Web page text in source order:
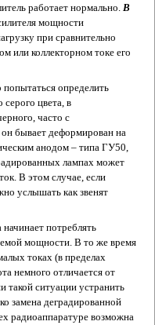
работает нормально. В
мощности
при сравнительно
или коллекторном токе его
определить
цвета, в
часто с
бывает деформирован на
анодом – типа ГУ50,
лампах может
В этом случае, если
услышать как звенят
потреблять
мощности. В то же время
токах (в пределах
немного отличается от
такой ситуации устранить
замена деградированной
радиоаппаратуре возможна